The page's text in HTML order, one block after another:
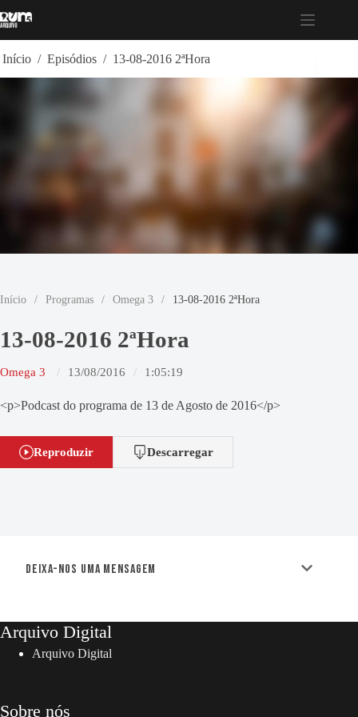
para
Início / Episódios / 13-08-2016 2ªHora
Início / Programas / Omega 3 / 13-08-2016 2ªHora
13-08-2016 2ªHora
Omega 3 13/08/2016 1:05:19
<p>Podcast do programa de 13 de Agosto de 2016</p>
Reproduzir Descarregar
Deixa-nos uma mensagem
Arquivo Digital
Arquivo Digital
Sobre nós